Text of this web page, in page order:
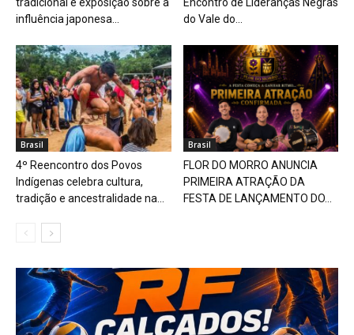
tradicional e exposição sobre a
influência japonesa...
Encontro de Lideranças Negras
do Vale do...
Brasil
4º Reencontro dos Povos
Indígenas celebra cultura,
tradição e ancestralidade na...
Brasil
FLOR DO MORRO ANUNCIA
PRIMEIRA ATRAÇÃO DA
FESTA DE LANÇAMENTO DO...